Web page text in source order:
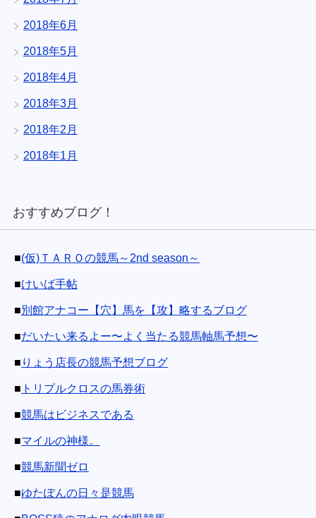
2018年6月
2018年5月
2018年4月
2018年3月
2018年2月
2018年1月
おすすめブログ！
■(仮)ＴＡＲＯの競馬～2nd season～
■けいば手帖
■別館アナコー【穴】馬を【攻】略するブログ
■だいたい来るよー〜よく当たる競馬軸馬予想〜
■ りょう店長の競馬予想ブログ
■ トリプルクロスの馬券術
■競馬はビジネスである
■マイルの神様。
■競馬新聞ゼロ
■ゆたぽんの日々是競馬